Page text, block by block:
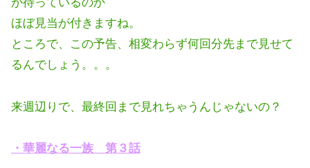
ほぼ見当が付きますね。
ところで、この予告、相変わらず何回分先まで見せて
るんでしょう。。。
来週辺りで、最終回まで見れちゃうんじゃないの？
・華麗なる一族 第３話